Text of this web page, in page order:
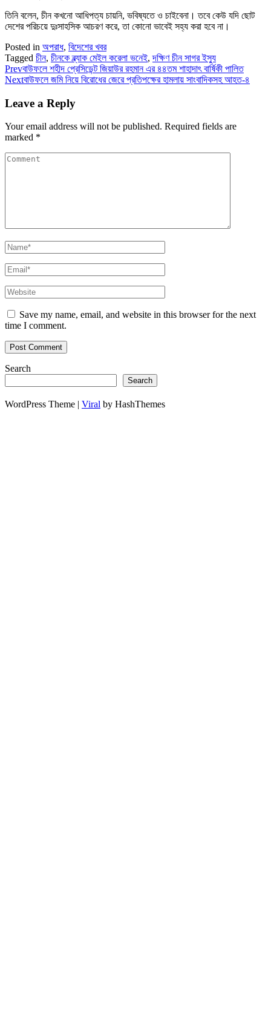
তিনি বলেন, চীন কখনো আধিপত্য চায়নি, ভবিষ্যতে ও চাইবেনা। তবে কেউ যদি ছোট
দেশের পরিচয়ে দুঃসাহসিক আচরণ করে, তা কোনো ভাবেই সহ্য করা হবে না।
Posted in অপরাধ, বিদেশের খবর
Tagged চীন, চীনকে ব্ল্যাক মেইল করেলা ভনেই,দক্ষিণ চীন সাগর ইস্যু
Prevবাউফলে শহীদ প্রেসিডেন্ট জিয়াউর রহমান এর ৪৪তম শাহাদাৎ বার্ষিকী পালিত
Nextবাউফলে জমি নিয়ে বিরোধের জেরে প্রতিপক্ষের হামলায় সাংবাদিকসহ আহত-৪
Leave a Reply
Your email address will not be published. Required fields are
marked *
Save my name, email, and website in this browser for the next
time I comment.
Search
Search
WordPress Theme | Viral by HashThemes